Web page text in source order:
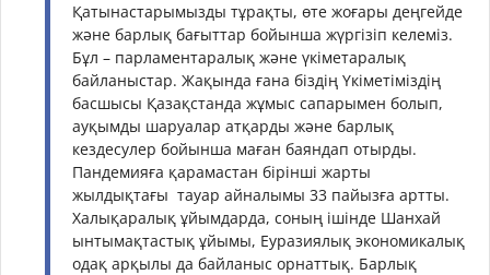
Қатынастарымызды тұрақты, өте жоғары деңгейде
және барлық бағыттар бойынша жүргізіп келеміз.
Бұл – парламентаралық және үкіметаралық
байланыстар. Жақында ғана біздің Үкіметіміздің
басшысы Қазақстанда жұмыс сапарымен болып,
ауқымды шаруалар атқарды және барлық
кездесулер бойынша маған баяндап отырды.
Пандемияға қарамастан бірінші жарты
жылдықтағы тауар айналымы 33 пайызға артты.
Халықаралық ұйымдарда, соның ішінде Шанхай
ынтымақтастық ұйымы, Еуразиялық экономикалық
одақ арқылы да байланыс орнаттық. Барлық